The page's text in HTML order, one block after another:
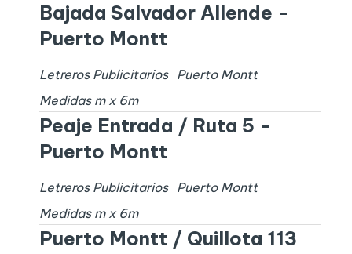
Bajada Salvador Allende -
Puerto Montt
Letreros Publicitarios
Puerto Montt
Medidas m x 6m
Peaje Entrada / Ruta 5 -
Puerto Montt
Letreros Publicitarios
Puerto Montt
Medidas m x 6m
Puerto Montt / Quillota 113